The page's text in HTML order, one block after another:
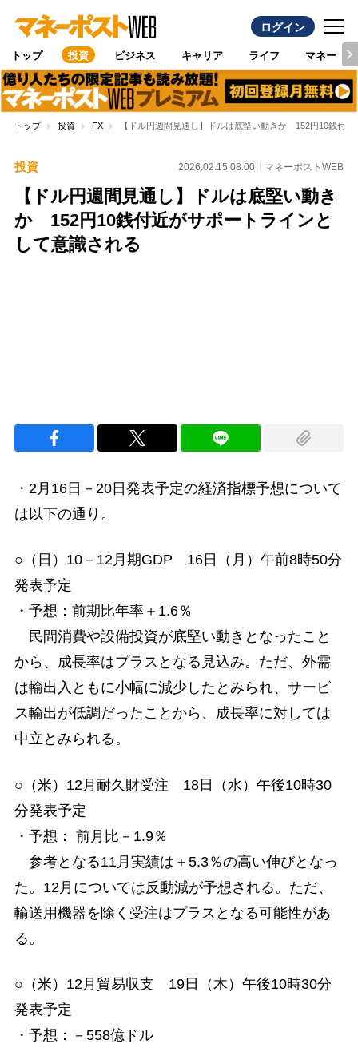
ログイン
トップ 投資 ビジネス キャリア ライフ マネー
トップ 投資 FX 【ドル円週間見通し】ドルは底堅い動きか 152円10銭付
投資 2026.02.15 08:00 マネーポストWEB
【ドル円週間見通し】ドルは底堅い動き
か 152円10銭付近がサポートラインと
して意識される
・2月16日－20日発表予定の経済指標予想について
は以下の通り。
○（日）10－12月期GDP 16日（月）午前8時50分
発表予定
・予想：前期比年率＋1.6％
民間消費や設備投資が底堅い動きとなったこと
から、成長率はプラスとなる見込み。ただ、外需
は輸出入ともに小幅に減少したとみられ、サービ
ス輸出が低調だったことから、成長率に対しては
中立とみられる。
○（米）12月耐久財受注 18日（水）午後10時30
分発表予定
・予想： 前月比－1.9％
参考となる11月実績は＋5.3％の高い伸びとなっ
た。12月については反動減が予想される。ただ、
輸送用機器を除く受注はプラスとなる可能性があ
る。
○（米）12月貿易収支 19日（木）午後10時30分
発表予定
・予想：－558億ドル